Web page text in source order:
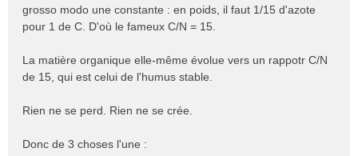
grosso modo une constante : en poids, il faut 1/15 d'azote
pour 1 de C. D'où le fameux C/N = 15.
La matière organique elle-même évolue vers un rappotr C/N
de 15, qui est celui de l'humus stable.
Rien ne se perd. Rien ne se crée.
Donc de 3 choses l'une :